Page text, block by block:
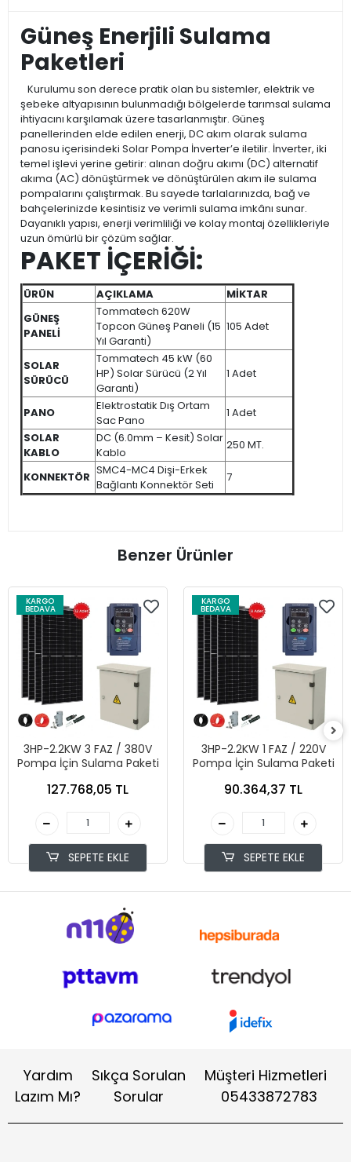
Güneş Enerjili Sulama
Paketleri
Kurulumu son derece pratik olan bu sistemler, elektrik ve
şebeke altyapısının bulunmadığı bölgelerde tarımsal sulama
ihtiyacını karşılamak üzere tasarlanmıştır. Güneş
panellerinden elde edilen enerji, DC akım olarak sulama
panosu içerisindeki Solar Pompa İnverter’e iletilir. İnverter, iki
temel işlevi yerine getirir: alınan doğru akımı (DC) alternatif
akıma (AC) dönüştürmek ve dönüştürülen akım ile sulama
pompalarını çalıştırmak. Bu sayede tarlalarınızda, bağ ve
bahçelerinizde kesintisiz ve verimli sulama imkânı sunar.
Dayanıklı yapısı, enerji verimliliği ve kolay montaj özellikleriyle
uzun ömürlü bir çözüm sağlar.
PAKET İÇERİĞİ:
ÜRÜN AÇIKLAMA
MİKTAR
GÜNEŞ
PANELİ
Tommatech 620W
Topcon Güneş Paneli (15
Yıl Garanti)
105 Adet
SOLAR
SÜRÜCÜ
Tommatech 45 kW (60
HP) Solar Sürücü (2 Yıl
Garanti)
1 Adet
PANO
Elektrostatik Dış Ortam
Sac Pano
1 Adet
SOLAR
KABLO
DC (6.0mm – Kesit) Solar
Kablo
250 MT.
KONNEKTÖR SMC4-MC4 Dişi-Erkek
Bağlantı Konnektör Seti
7
Benzer Ürünler
KARGO
BEDAVA
3HP-2.2KW 3 FAZ / 380V
Pompa İçin Sulama Paketi
127.768,05 TL
SEPETE EKLE
KARGO
BEDAVA
3HP-2.2KW 1 FAZ / 220V
Pompa İçin Sulama Paketi
90.364,37 TL
SEPETE EKLE
Yardım
Lazım Mı?
Sıkça Sorulan
Sorular
Müşteri Hizmetleri
05433872783